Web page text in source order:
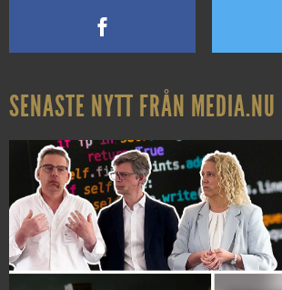
SENASTE NYTT FRÅN MEDIA.NU